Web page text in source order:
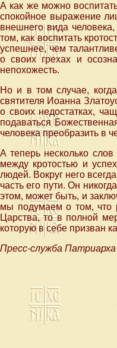
А как же можно
спокойное выражение
внешнего вида
том, как воспитать
успешнее, чем
о своих грехах и
непохожесть.
Но и в том случае,
святителя Иоанна
о своих недостатках,
подаваться
человека преобразить в
А теперь несколько
между кротостью и
людей. Вокруг него
часть его пути. Он
этом, может быть, и
мы подумаем о том, что
Царства, то в полной
которую в себе призван
Пресс-служба Патриарха